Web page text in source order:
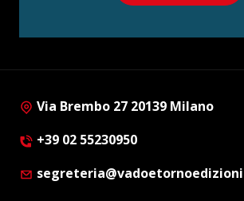
Via Brembo 27 20139 Milano
+39 02 55230950